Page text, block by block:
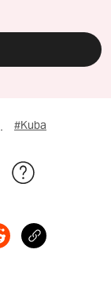
#Kuba